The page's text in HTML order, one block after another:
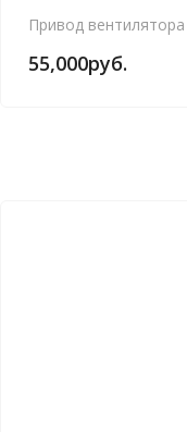
Привод
55,000руб.